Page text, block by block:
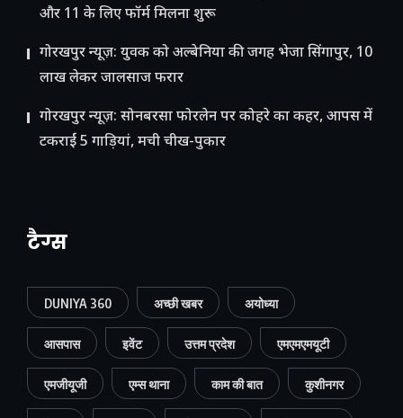
और 11 के लिए फॉर्म मिलना शुरू
गोरखपुर न्यूज़: युवक को अल्बेनिया की जगह भेजा सिंगापुर, 10
लाख लेकर जालसाज फरार
गोरखपुर न्यूज़: सोनबरसा फोरलेन पर कोहरे का कहर, आपस में
टकराईं 5 गाड़ियां, मची चीख-पुकार
टैग्स
DUNIYA 360 अच्छी खबर अयोध्या
आसपास इवेंट उत्तम प्रदेश एमएमएमयूटी
एमजीयूजी एम्स थाना काम की बात कुशीनगर